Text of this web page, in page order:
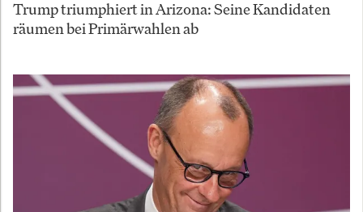
Trump triumphiert in Arizona: Seine Kandidaten
räumen bei Primärwahlen ab